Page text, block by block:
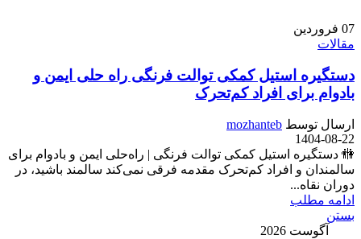
07 فروردین
مقالات
دستگیره استیل کمکی توالت فرنگی راه حلی ایمن و
بادوام برای افراد کم‌تحرک
ارسال توسط mozhanteb
1404-08-22
🚻 دستگیره استیل کمکی توالت فرنگی | راه‌حلی ایمن و بادوام برای
سالمندان و افراد کم‌تحرک مقدمه فرقی نمی‌کند سالمند باشید، در
دوران نقاه...
ادامه مطلب
بستن
آگوست 2026